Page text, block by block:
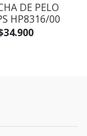
DE PELO
HP8316/00